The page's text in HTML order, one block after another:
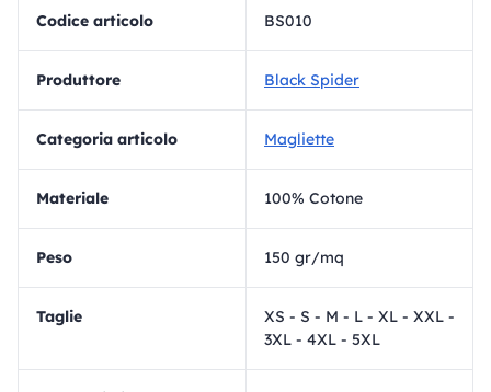
Codice articolo BS010
Produttore Black Spider
Categoria articolo Magliette
materiale 100% Cotone
Peso 150 gr/mq
Taglie
XS - S - M - L - XL - XXL -
3XL - 4XL - 5XL